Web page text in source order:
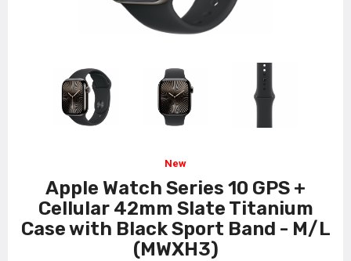
Apple Watch Series 10 GPS +
Cellular 42mm Slate Titanium
Case with Black Sport Band - M/L
(MWXH3)